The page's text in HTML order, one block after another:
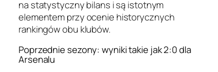
na statystyczny bilans i są istotnym
elementem przy ocenie historycznych
rankingów obu klubów.
Poprzednie sezony: wyniki takie jak 2:0 dla
Arsenalu